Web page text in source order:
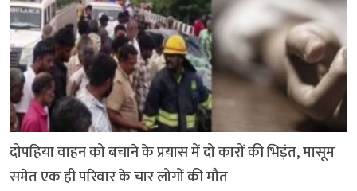
दोपहिया वाहन को बचाने के प्रयास में दो कारों की भिड़ंत, मासूम
समेत एक ही परिवार के चार लोगों की मौत